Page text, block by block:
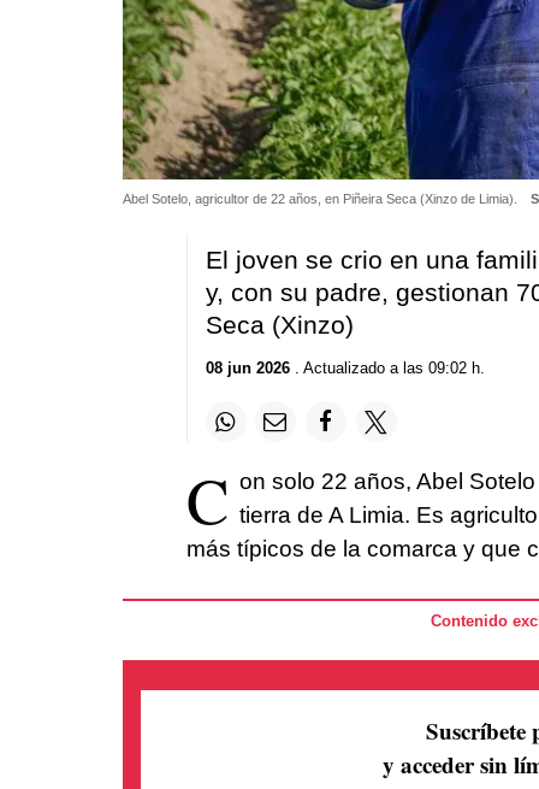
Abel Sotelo, agricultor de 22 años, en Piñeira Seca (Xinzo de Limia).
El joven se crio en una
y, con su padre, gestionan
Seca (Xinzo)
08 jun 2026. Actualizado a las 09:02 h.
C on solo 22 años, Abel
tierra de A Limia. Es
más típicos de la comarca y que
Contenido
Suscríbete
y acceder sin